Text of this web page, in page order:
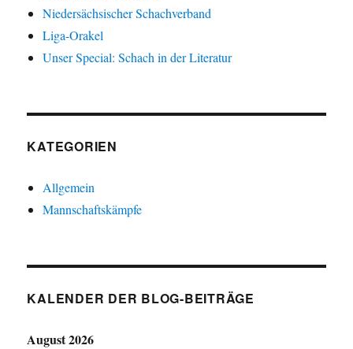
Niedersächsischer Schachverband
Liga-Orakel
Unser Special: Schach in der Literatur
KATEGORIEN
Allgemein
Mannschaftskämpfe
KALENDER DER BLOG-BEITRÄGE
August 2026